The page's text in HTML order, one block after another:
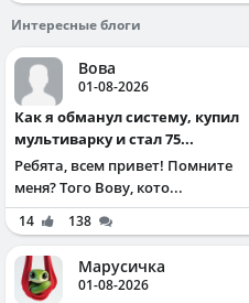
Интересные блоги
Вова
01-08-2026
Как я обманул систему, купил
мультиварку и стал 75...
Ребята, всем привет! Помните
меня? Того Вову, кото...
14 138
Марусичка
01-08-2026